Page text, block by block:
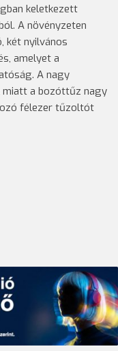
keletkezett
A növényzeten
két nyilvános
amelyet a
A nagy
miatt a bozóttűz nagy
félezer tűzoltót